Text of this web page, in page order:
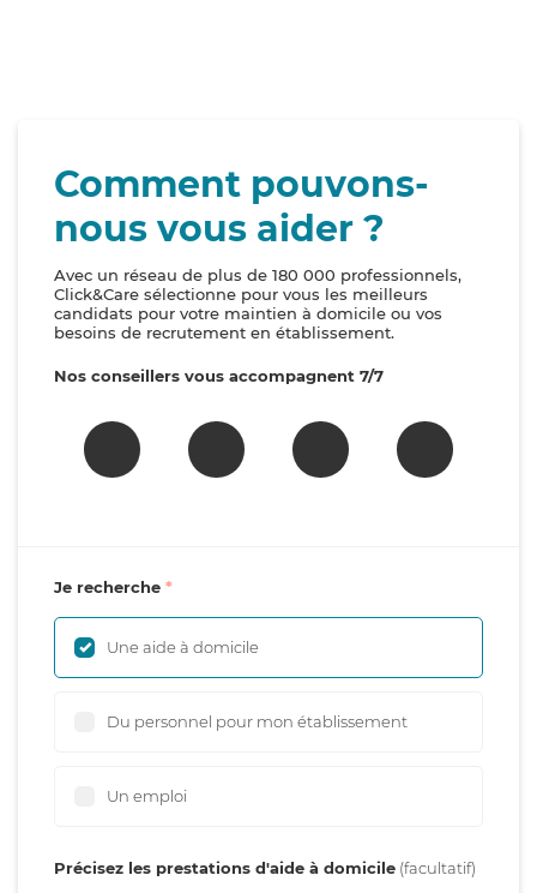
Comment pouvons-
nous vous aider ?
Avec un réseau de plus de 180 000 professionnels,
Click&Care sélectionne pour vous les meilleurs
candidats pour votre maintien à domicile ou vos
besoins de recrutement en établissement.
Nos conseillers vous accompagnent 7/7
Je recherche
Une aide à domicile
Du personnel pour mon établissement
Un emploi
Précisez les prestations d'aide à domicile